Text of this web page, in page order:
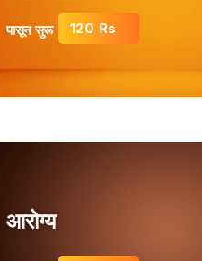
पासून सुरू 120 Rs
आरोग्य